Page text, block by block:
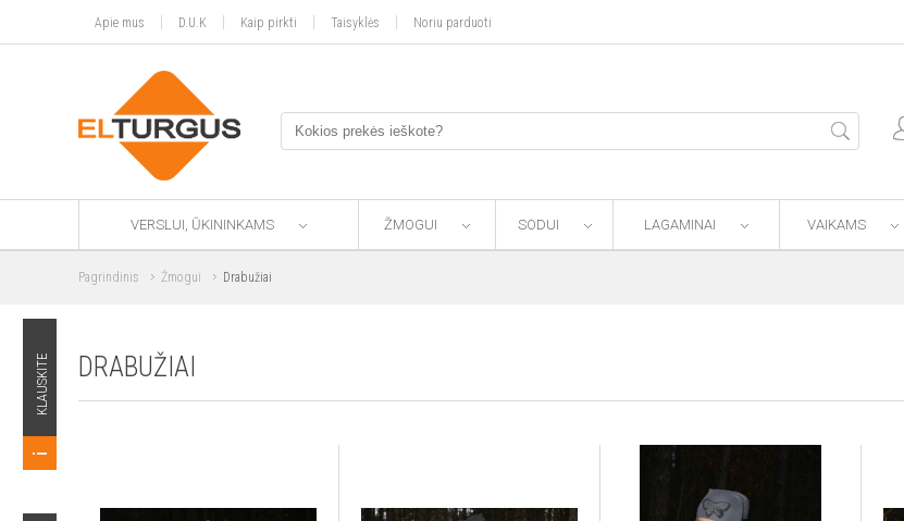
Apie mus D.U.K Kaip pirkti Taisyklės Noriu parduoti
KLAUSKITE
VERSLUI, ŪKININKAMS ŽMOGUI SODUI LAGAMINAI VAIKAMS
Pagrindinis Žmogui Drabužiai
DRABUŽIAI